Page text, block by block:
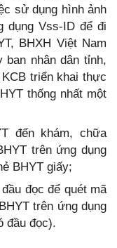
sử dụng hình ảnh
dụng Vss-ID để đi
BHXH Việt Nam
ban nhân dân tỉnh,
triển khai thực
thống nhất một
đến khám, chữa
trên ứng dụng
BHYT giấy;
đọc để quét mã
trên ứng dụng
đầu đọc).